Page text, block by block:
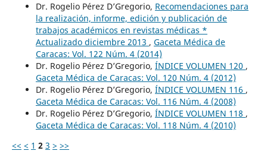
Dr. Rogelio Pérez D’Gregorio, Recomendaciones para
la realización, informe, edición y publicación de
trabajos académicos en revistas médicas *
Actualizado diciembre 2013 , Gaceta Médica de
Caracas: Vol. 122 Núm. 4 (2014)
Dr. Rogelio Pérez D’Gregorio, ÍNDICE VOLUMEN 120 ,
Gaceta Médica de Caracas: Vol. 120 Núm. 4 (2012)
Dr. Rogelio Pérez D’Gregorio, ÍNDICE VOLUMEN 116 ,
Gaceta Médica de Caracas: Vol. 116 Núm. 4 (2008)
Dr. Rogelio Pérez D’Gregorio, ÍNDICE VOLUMEN 118 ,
Gaceta Médica de Caracas: Vol. 118 Núm. 4 (2010)
<< < 1 2 3 > >>